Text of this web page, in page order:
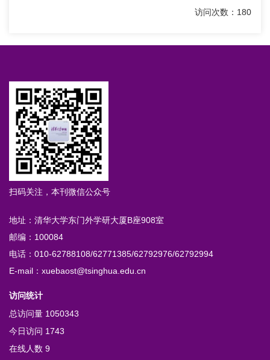
访问次数：180
扫码关注，本刊微信公众号
地址：清华大学东门外学研大厦B座908室
邮编：100084
电话：010-62788108/62771385/62792976/62792994
E-mail：xuebaost@tsinghua.edu.cn
访问统计
总访问量 1050343
今日访问 1743
在线人数 9